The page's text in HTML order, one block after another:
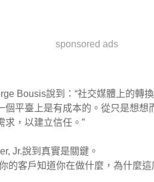
sponsored ads
Bousis說到：“社交媒體上的轉
個平臺上是有成本的。從只是想
求，以建立信任。”
Jr.說到真實是關鍵。
的客戶知道你在做什麼，為什麼這